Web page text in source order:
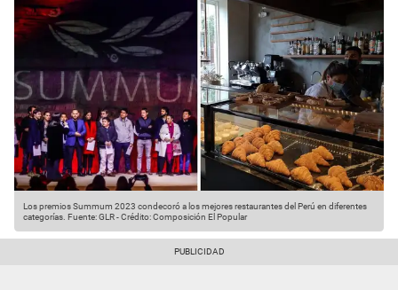
Los premios Summum 2023 condecoró a los mejores restaurantes del Perú en diferentes
categorías. Fuente: GLR-Crédito: Composición El Popular